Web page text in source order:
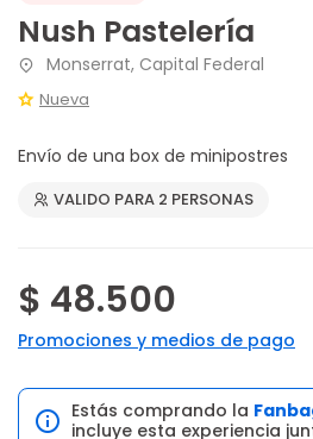
Nush Pastelería
Monserrat, Capital Federal
Nueva
Envío de una box de minipostres
VALIDO PARA 2 PERSONAS
$ 48.500
Promociones y medios de pago
Estás comprando la
incluye esta experiencia